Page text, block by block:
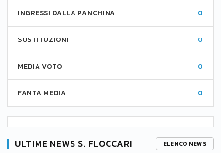
INGRESSI DALLA PANCHINA 0
SOSTITUZIONI 0
MEDIA VOTO 0
FANTA MEDIA 0
ULTIME NEWS S. FLOCCARI ELENCO NEWS